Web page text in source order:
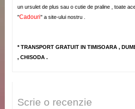
un ursulet de plus sau o cutie de praline , toate
"Cadouri" a site-ului nostru .
* TRANSPORT GRATUIT IN TIMISOARA ,
, CHISODA .
Scrie o recenzie